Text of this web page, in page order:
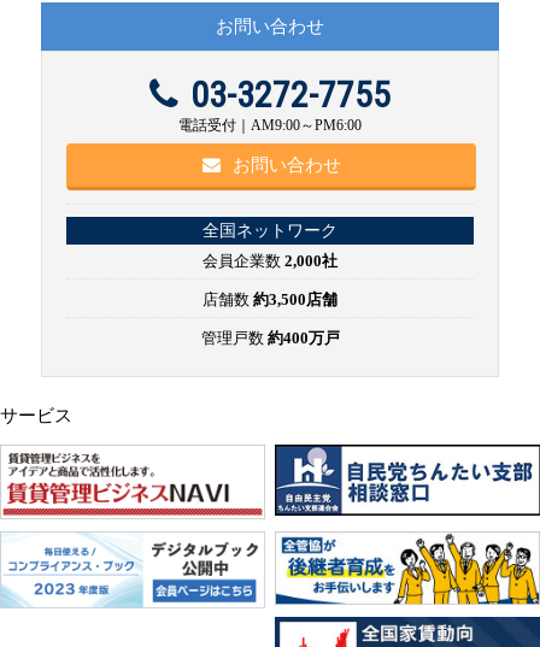
お問い合わせ
03-3272-7755
電話受付｜AM9:00～PM6:00
お問い合わせ
全国ネットワーク
会員企業数 2,000社
店舗数 約3,500店舗
管理戸数 約400万戸
サービス